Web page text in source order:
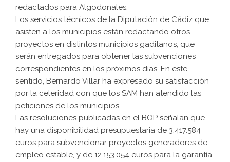
redactados para Algodonales.
Los servicios técnicos de la Diputación de Cádiz que
asisten a los municipios están redactando otros
proyectos en distintos municipios gaditanos, que
serán entregados para obtener las subvenciones
correspondientes en los próximos días. En este
sentido, Bernardo Villar ha expresado su satisfacción
por la celeridad con que los SAM han atendido las
peticiones de los municipios.
Las resoluciones publicadas en el BOP señalan que
hay una disponibilidad presupuestaria de 3.417.584
euros para subvencionar proyectos generadores de
empleo estable, y de 12.153.054 euros para la garantía